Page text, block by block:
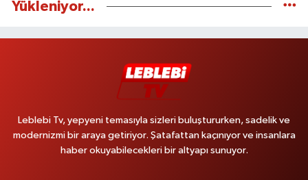
Yükleniyor...
Leblebi Tv, yepyeni temasıyla sizleri buluştururken, sadelik ve
modernizmi bir araya getiriyor. Şatafattan kaçınıyor ve insanlara
haber okuyabilecekleri bir altyapı sunuyor.